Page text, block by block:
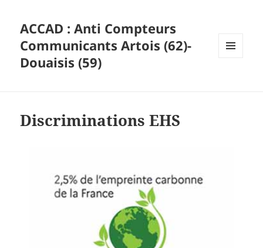
ACCAD : Anti Compteurs
Communicants Artois (62)-
Douaisis (59)
Discriminations EHS